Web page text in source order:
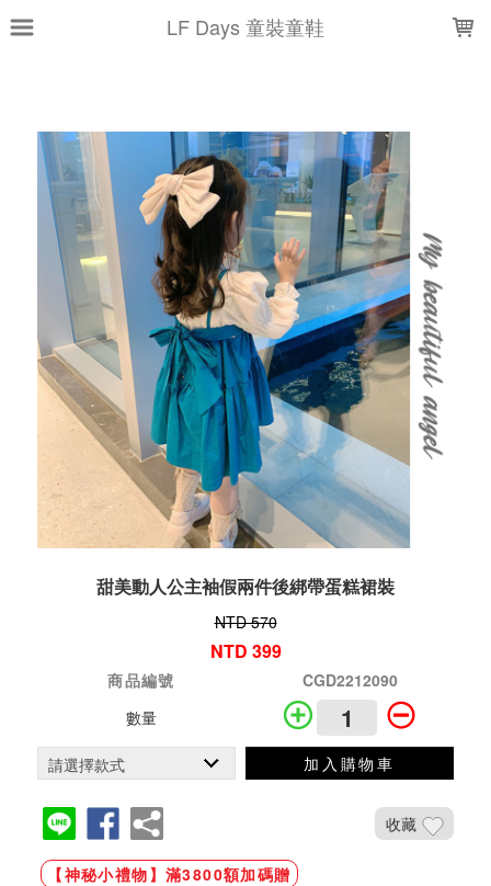
LF Days 童裝童鞋
甜美動人公主袖假兩件後綁帶蛋糕裙裝
NTD 570
NTD 399
商品編號
CGD2212090
數量
加入購物車
收藏
【神秘小禮物】滿3800額加碼贈